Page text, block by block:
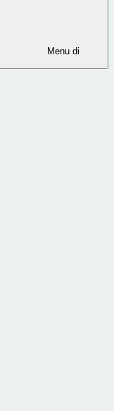
Menu di